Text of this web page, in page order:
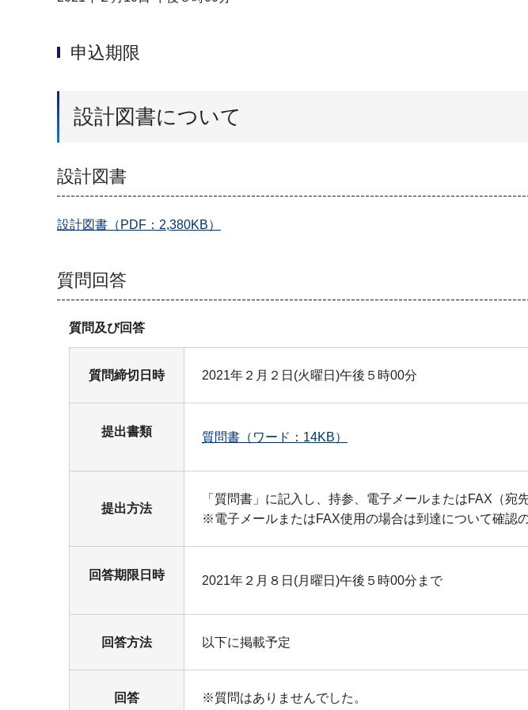
申込期限
設計図書について
設計図書
設計図書（PDF：2,380KB）
質問回答
質問及び回答
質問締切日時 2021年２月２日(火曜日)午後５時00分
提出書類 質問書（ワード：14KB）
提出方法
「質問書」に記入し、持参、電子メールまたはFAX（
※電子メールまたはFAX使用の場合は到達について確認
回答期限日時 2021年２月８日(月曜日)午後５時00分まで
回答方法 以下に掲載予定
回答 ※質問はありませんでした。